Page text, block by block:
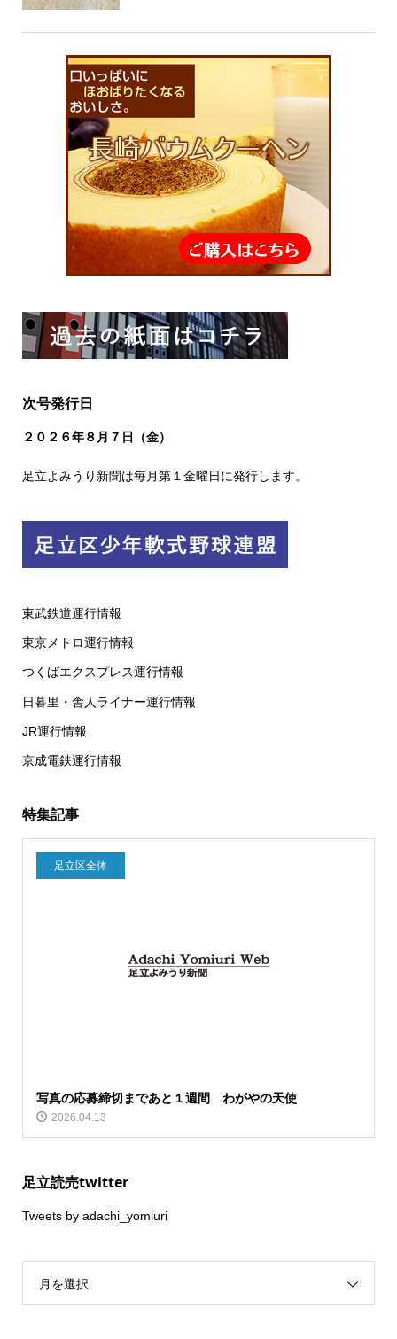
次号発行日
２０２６年８ 月７日（金）
足立よみうり新聞は毎月第１金曜日に発行します。
東武鉄道運行情報
東京メトロ運行情報
つくばエクスプレス運行情報
日暮里・舎人ライナー運行情報
JR運行情報
京成電鉄運行情報
特集記事
足立区全体
写真の応募締切まであと１週間 わがやの天使
2026.04.13
足立読売twitter
Tweets by adachi_yomiuri
月を選択